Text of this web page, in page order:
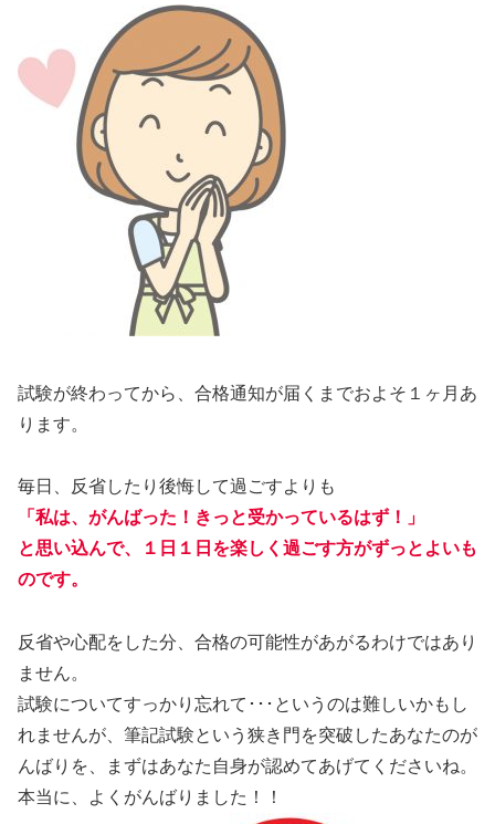
試験が終わってから、合格通知が届くまでおよそ１ヶ月あ
ります。
毎日、反省したり後悔して過ごすよりも
「私は、がんばった！きっと受かっているはず！」
と思い込んで、１日１日を楽しく過ごす方がずっとよいも
のです。
反省や心配をした分、合格の可能性があがるわけではあり
ません。
試験についてすっかり忘れて･･･というのは難しいかもし
れませんが、筆記試験という狭き門を突破したあなたのが
んばりを、まずはあなた自身が認めてあげてくださいね。
本当に、よくがんばりました！！